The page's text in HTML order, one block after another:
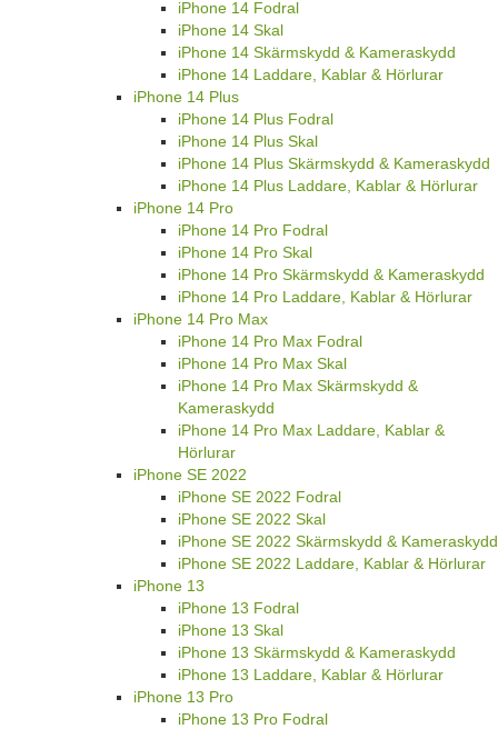
iPhone 14 Fodral
iPhone 14 Skal
iPhone 14 Skärmskydd & Kameraskydd
iPhone 14 Laddare, Kablar & Hörlurar
iPhone 14 Plus
iPhone 14 Plus Fodral
iPhone 14 Plus Skal
iPhone 14 Plus Skärmskydd & Kameraskydd
iPhone 14 Plus Laddare, Kablar & Hörlurar
iPhone 14 Pro
iPhone 14 Pro Fodral
iPhone 14 Pro Skal
iPhone 14 Pro Skärmskydd & Kameraskydd
iPhone 14 Pro Laddare, Kablar & Hörlurar
iPhone 14 Pro Max
iPhone 14 Pro Max Fodral
iPhone 14 Pro Max Skal
iPhone 14 Pro Max Skärmskydd &
Kameraskydd
iPhone 14 Pro Max Laddare, Kablar &
Hörlurar
iPhone SE 2022
iPhone SE 2022 Fodral
iPhone SE 2022 Skal
iPhone SE 2022 Skärmskydd & Kameraskydd
iPhone SE 2022 Laddare, Kablar & Hörlurar
iPhone 13
iPhone 13 Fodral
iPhone 13 Skal
iPhone 13 Skärmskydd & Kameraskydd
iPhone 13 Laddare, Kablar & Hörlurar
iPhone 13 Pro
iPhone 13 Pro Fodral